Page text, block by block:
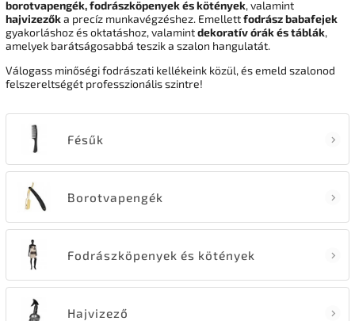
borotvapengék, fodrászköpenyek és kötények, valamint
hajvizezőka precíz munkavégzéshez. Emellettfodrász babafejek
gyakorláshoz és oktatáshoz, valamintdekoratív órák és táblák,
amelyek barátságosabbá teszik a szalon hangulatát.
Válogass minőségi fodrászati kellékeink közül, és emeld szalonod
felszereltségét professzionális szintre!
Fésűk
Borotvapengék
Fodrászköpenyek és kötények
Hajvizező